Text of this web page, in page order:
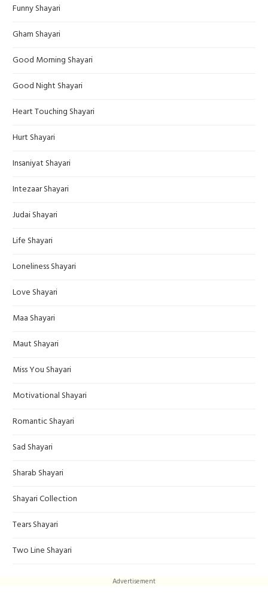
Funny Shayari
Gham Shayari
Good Morning Shayari
Good Night Shayari
Heart Touching Shayari
Hurt Shayari
Insaniyat Shayari
Intezaar Shayari
Judai Shayari
Life Shayari
Loneliness Shayari
Love Shayari
Maa Shayari
Maut Shayari
Miss You Shayari
Motivational Shayari
Romantic Shayari
Sad Shayari
Sharab Shayari
Shayari Collection
Tears Shayari
Two Line Shayari
Advertisement